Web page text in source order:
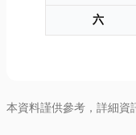
六
本資料謹供參考，詳細資